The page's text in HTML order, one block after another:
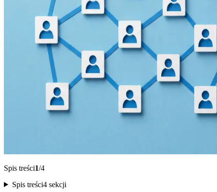
Spis treści1/4
Spis treści4 sekcji